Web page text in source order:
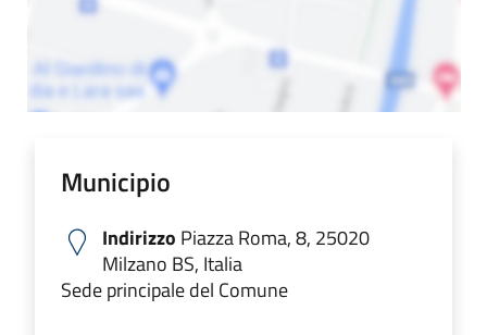
Municipio
Indirizzo Piazza Roma, 8, 25020
Milzano BS, Italia
Sede principale del Comune